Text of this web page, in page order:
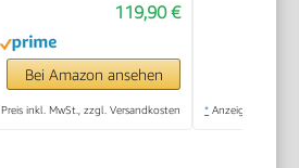
119,90 €
Bei Amazon ansehen
Preis inkl. MwSt., zzgl. Versandkosten * Anzeige